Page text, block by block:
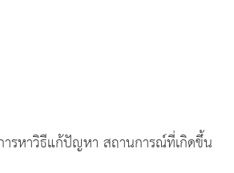
ารหาวิธีแก้ปัญหา สถานการณ์ที่เกิดขึ้น